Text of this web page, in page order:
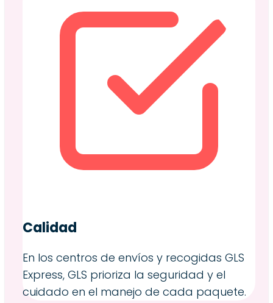
Calidad
En los centros de envíos y recogidas GLS
Express, GLS prioriza la seguridad y el
cuidado en el manejo de cada paquete.